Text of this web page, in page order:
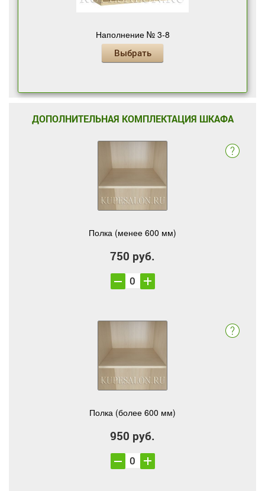
Наполнение № 3-8
Выбрать
ДОПОЛНИТЕЛЬНАЯ КОМПЛЕКТАЦИЯ ШКАФА
Полка (менее 600 мм)
750 руб.
Полка (более 600 мм)
950 руб.